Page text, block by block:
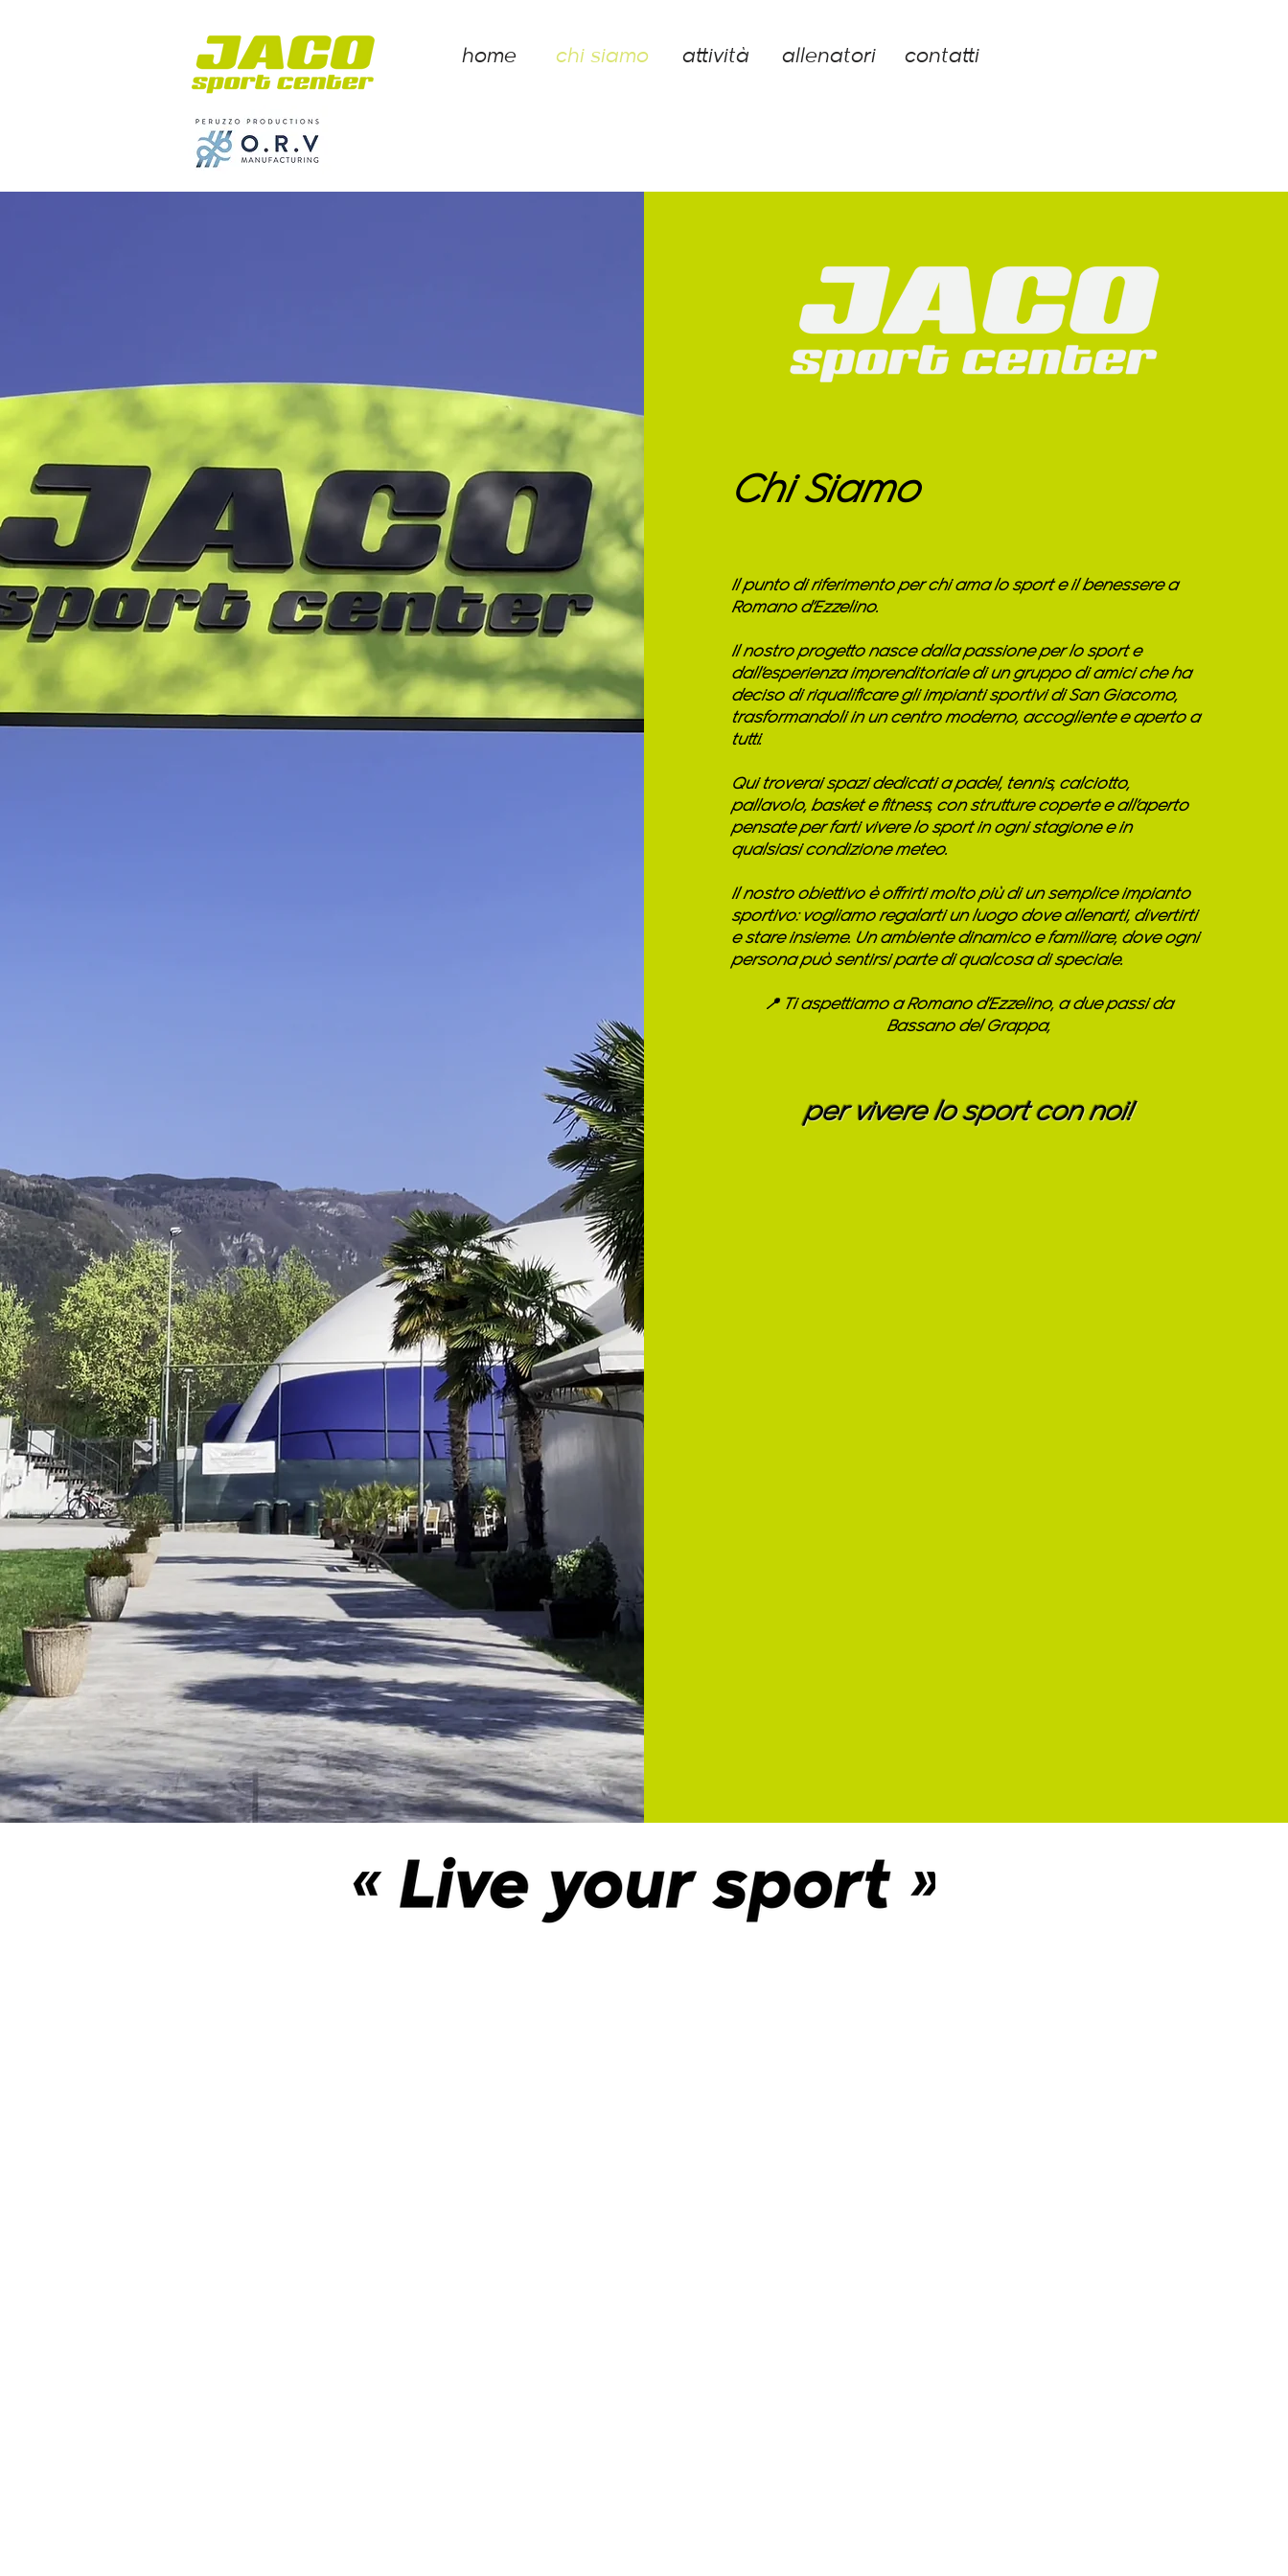
home chi siamo attività allenatori contatti
Chi Siamo
Il punto di riferimento per chi ama lo sport e il benessere a
Romano d’Ezzelino.
Il nostro progetto nasce dalla passione per lo sport e
dall’esperienza imprenditoriale di un gruppo di amici che ha
deciso di riqualificare gli impianti sportivi di San Giacomo,
trasformandoli in un centro moderno, accogliente e aperto a
tutti.
Qui troverai spazi dedicati a padel, tennis, calciotto,
pallavolo, basket e fitness, con strutture coperte e all’aperto
pensate per farti vivere lo sport in ogni stagione e in
qualsiasi condizione meteo.
Il nostro obiettivo è offrirti molto più di un semplice impianto
sportivo: vogliamo regalarti un luogo dove allenarti, divertirti
e stare insieme. Un ambiente dinamico e familiare, dove ogni
persona può sentirsi parte di qualcosa di speciale.
📍 Ti aspettiamo a Romano d’Ezzelino, a due passi da
Bassano del Grappa,
per vivere lo sport con noi!